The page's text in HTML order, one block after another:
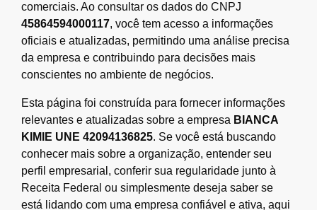
comerciais. Ao consultar os dados do CNPJ
45864594000117, você tem acesso a informações
oficiais e atualizadas, permitindo uma análise precisa
da empresa e contribuindo para decisões mais
conscientes no ambiente de negócios.
Esta página foi construída para fornecer informações
relevantes e atualizadas sobre a empresa BIANCA
KIMIE UNE 42094136825. Se você está buscando
conhecer mais sobre a organização, entender seu
perfil empresarial, conferir sua regularidade junto à
Receita Federal ou simplesmente deseja saber se
está lidando com uma empresa confiável e ativa, aqui